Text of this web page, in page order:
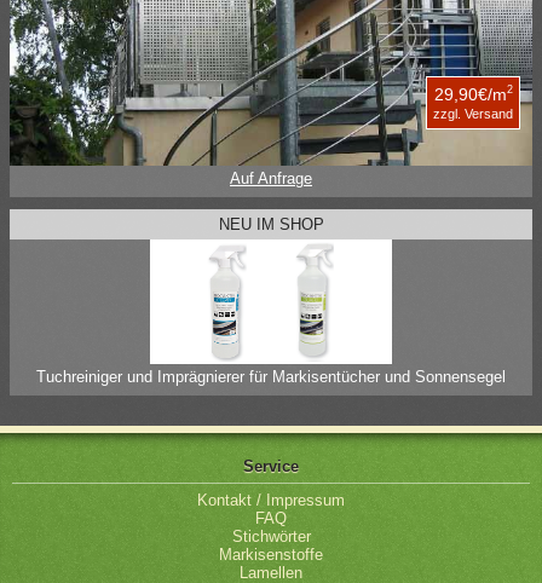
29,90€/m2
zzgl. Versand
Auf Anfrage
NEU IM SHOP
Tuchreiniger und Imprägnierer für Markisentücher und Sonnensegel
Service
Kontakt / Impressum
FAQ
Stichwörter
Markisenstoffe
Lamellen